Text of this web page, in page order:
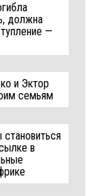
должна
—
и Эктор
семьям
в